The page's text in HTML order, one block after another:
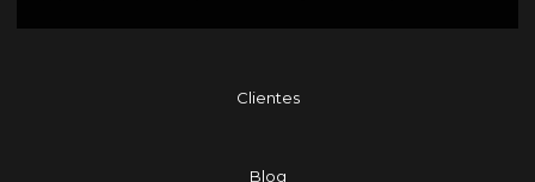
Clientes
Blog